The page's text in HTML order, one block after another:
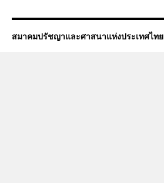
สมาคมปรัชญาและศาสนาแห่งประเทศไทย